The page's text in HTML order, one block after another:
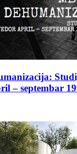
– septembar